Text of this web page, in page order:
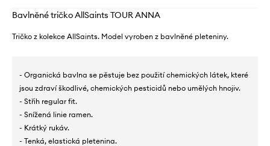
Bavlněné tričko AllSaints TOUR ANNA
Tričko z kolekce AllSaints. Model vyroben z bavlněné pleteniny.
- Organická bavlna se pěstuje bez použití chemických látek, které
jsou zdraví škodlivé, chemických pesticidů nebo umělých hnojiv.
- Střih regular fit.
- Snížená linie ramen.
- Krátký rukáv.
- Tenká, elastická pletenina.